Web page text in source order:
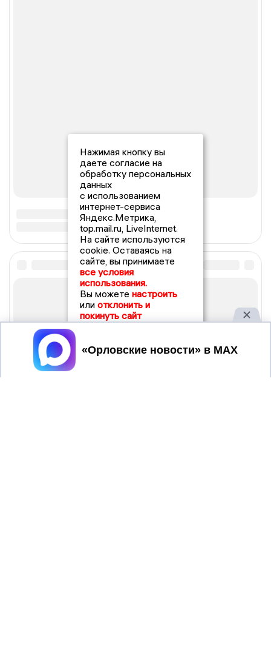
Нажимая кнопку вы
даете согласие на
обработку персональных
данных
с использованием
интернет-сервиса
Яндекс.Метрика,
top.mail.ru, LiveInternet.
На сайте используются
cookie. Оставаясь на
сайте, вы принимаете
все условия
использования.
Вы можете настроить
или отклонить и
покинуть сайт
Принять